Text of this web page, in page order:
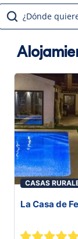
¿Dónde
CASAS
La Casa de